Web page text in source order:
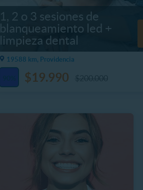
1, 2 o 3 sesiones de
blanqueamiento led +
limpieza dental
19588 km, Providencia
$19.990